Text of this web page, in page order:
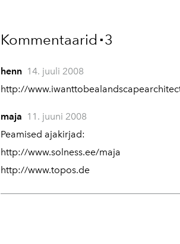
Kommentaarid ▪ 3
henn 14. juuli 2008
http://
maja 11. juuni 2008
Peamised ajakirjad:
http://www.solness.ee/maja
http://www.topos.de
Remi 10. september 2008